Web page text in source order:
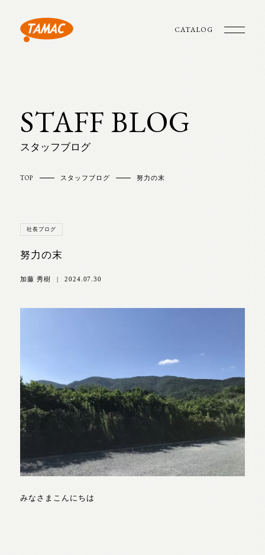
CATALOG
STAFF BLOG
スタッフブログ
TOP スタッフブログ 努力の末
社長ブログ
努力の末
加藤 秀樹 | 2024.07.30
みなさまこんにちは